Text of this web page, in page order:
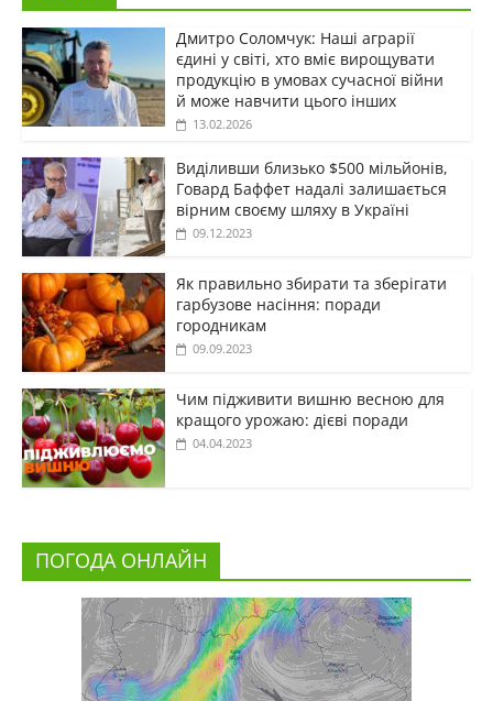
Дмитро Соломчук: Наші аграрії
єдині у світі, хто вміє вирощувати
продукцію в умовах сучасної війни
й може навчити цього інших
13.02.2026
Виділивши близько $500 мільйонів,
Говард Баффет надалі залишається
вірним своєму шляху в Україні
09.12.2023
Як правильно збирати та зберігати
гарбузове насіння: поради
городникам
09.09.2023
Чим підживити вишню весною для
кращого урожаю: дієві поради
04.04.2023
ПОГОДА ОНЛАЙН